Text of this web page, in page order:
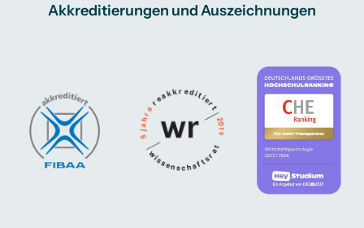
Akkreditierungen und Auszeichnungen